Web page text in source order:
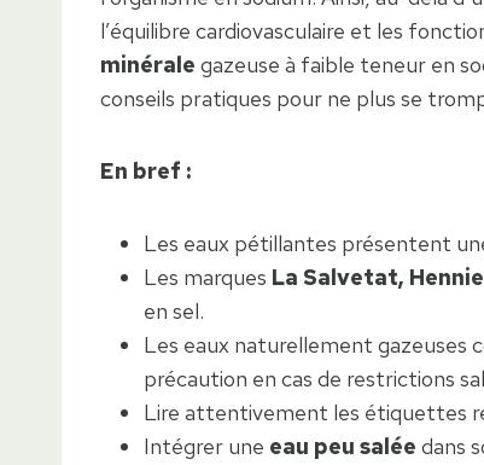
l’équilibre cardiovasculaire et les
minérale gazeuse à faible teneur en
conseils pratiques pour ne plus se
En bref :
Les eaux pétillantes présentent
Les marques La Salvetat,
en sel.
Les eaux naturellement gazeuses
précaution en cas de restrictions
Lire attentivement les étiquettes
Intégrer une eau peu salée dans